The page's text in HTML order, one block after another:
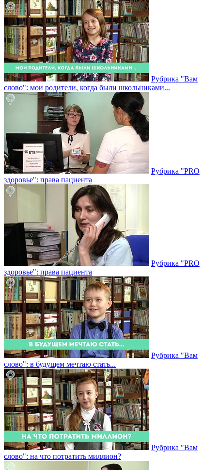
Рубрика "Вам
слово": мои родители, когда были школьниками...
Рубрика "PRO
здоровье": права пациента
Рубрика "PRO
здоровье": права пациента
Рубрика "Вам
слово": в будущем мечтаю стать...
Рубрика "Вам
слово": на что потратить миллион?